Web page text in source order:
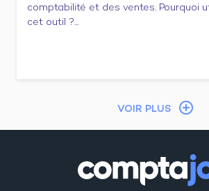
comptabilité et des ventes. Pourquoi
cet outil ?...
VOIR PLUS